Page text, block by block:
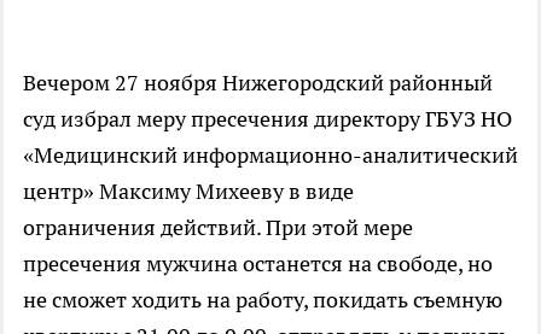
Вечером 27 ноября Нижегородский районный
суд избрал меру пресечения директору ГБУЗ НО
«Медицинский информационно-аналитический
центр» Максиму Михееву в виде
ограничения действий. При этой мере
пресечения мужчина останется на свободе, но
не сможет ходить на работу, покидать съемную